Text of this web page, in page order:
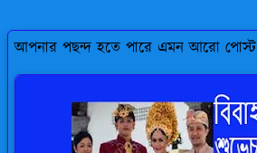
আপনার পছন্দ হতে পারে এমন আরো পোস্ট